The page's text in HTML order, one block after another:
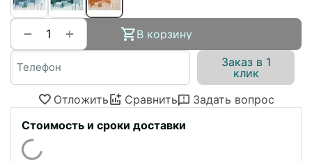
+
−
В корзину
Заказ в 1
клик
Отложить
Сравнить
Задать вопрос
Стоимость и сроки доставки